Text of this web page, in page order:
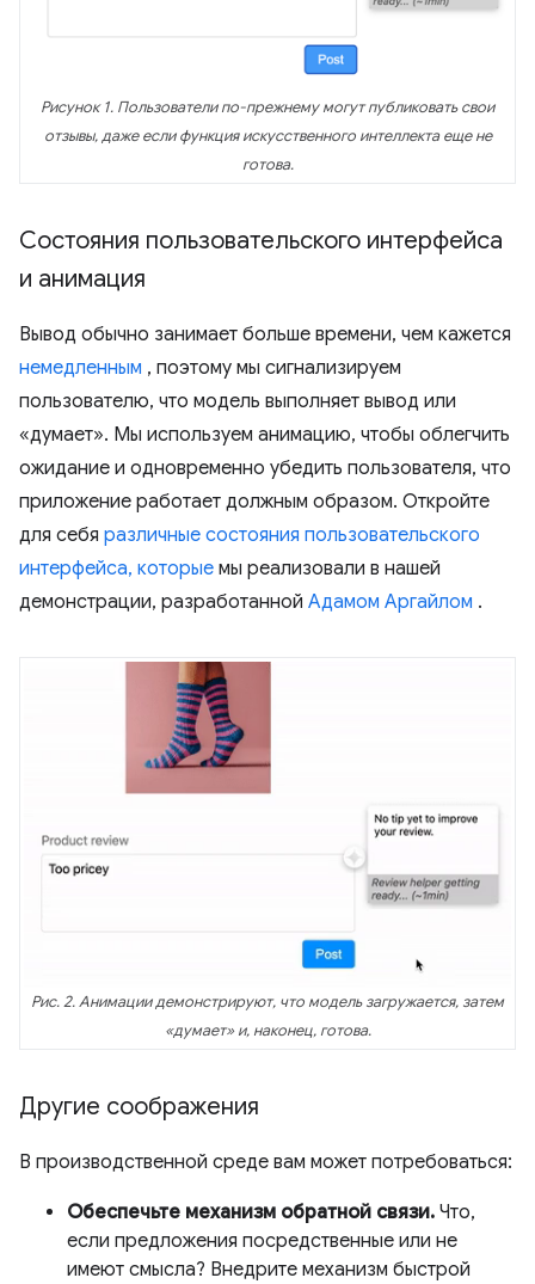
Рисунок 1. Пользователи по-прежнему могут публиковать свои
отзывы, даже если функция искусственного интеллекта еще не
готова.
Состояния пользовательского интерфейса
и анимация
Вывод обычно занимает больше времени, чем кажется
немедленным , поэтому мы сигнализируем
пользователю, что модель выполняет вывод или
«думает». Мы используем анимацию, чтобы облегчить
ожидание и одновременно убедить пользователя, что
приложение работает должным образом. Откройте
для себя различные состояния пользовательского
интерфейса, которые мы реализовали в нашей
демонстрации, разработанной Адамом Аргайлом .
Рис. 2. Анимации демонстрируют, что модель загружается, затем
«думает» и, наконец, готова.
Другие соображения
В производственной среде вам может потребоваться:
Обеспечьте механизм обратной связи. Что,
если предложения посредственные или не
имеют смысла? Внедрите механизм быстрой